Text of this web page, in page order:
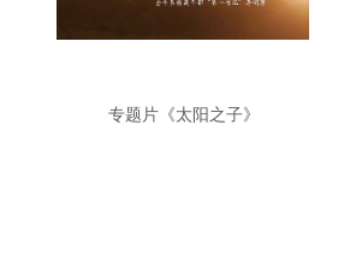
专题片《太阳之子》